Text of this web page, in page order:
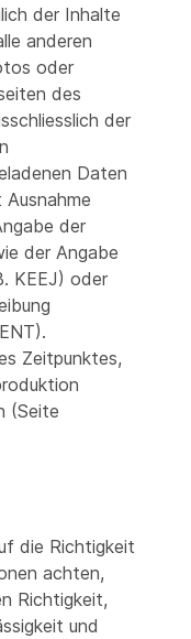
der Inhalte
anderen
oder
des
der
Daten
der
der Angabe
KEEJ) oder
Zeitpunktes,
(Seite
die Richtigkeit
achten,
Richtigkeit,
und